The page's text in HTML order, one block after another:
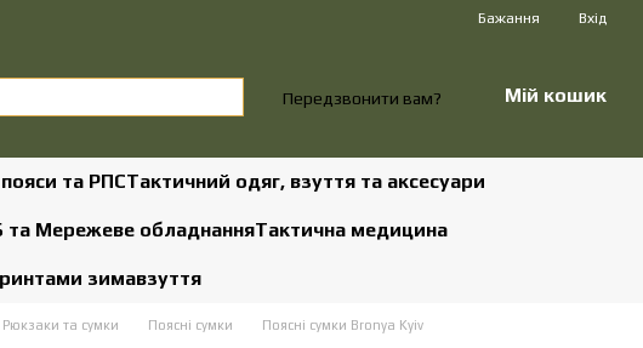
Бажання Вхід
Передзвонити вам? Мій кошик
та РПСТактичний одяг, взуття та аксесуари
та Мережеве обладнанняТактична медицина
зимавзуття
Рюкзаки та сумки Поясні сумки Поясні сумки Bronya Kyiv